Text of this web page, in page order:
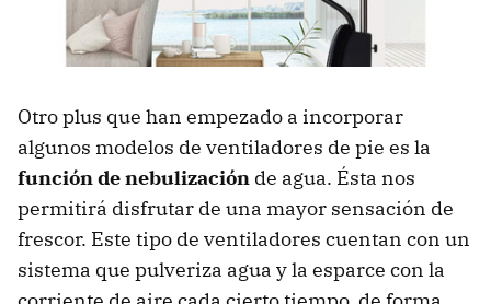
Otro plus que han empezado a incorporar
algunos modelos de ventiladores de pie es la
función de nebulización de agua. Ésta nos
permitirá disfrutar de una mayor sensación de
frescor. Este tipo de ventiladores cuentan con un
sistema que pulveriza agua y la esparce con la